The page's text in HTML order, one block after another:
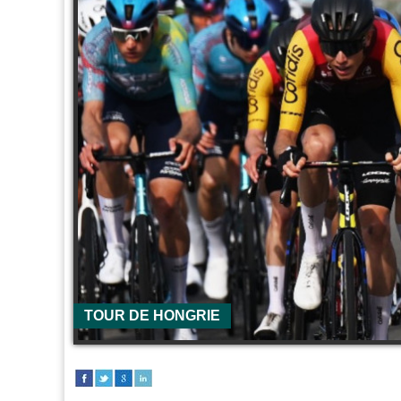
TOUR DE HONGRIE